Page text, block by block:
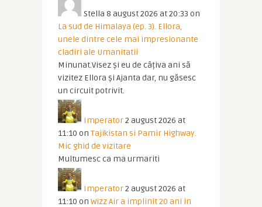
Stella 8 august 2026 at 20:33 on
La sud de Himalaya (ep. 3). Ellora,
unele dintre cele mai impresionante
cladiri ale Umanitatii
Minunat.Visez și eu de câțiva ani să
vizitez Ellora și Ajanta dar, nu găsesc
un circuit potrivit.
Imperator2 august 2026 at
11:10 on Tajikistan si Pamir Highway.
Mic ghid de vizitare
Multumesc ca ma urmariti
Imperator2 august 2026 at
11:10 on Wizz Air a implinit 20 ani in